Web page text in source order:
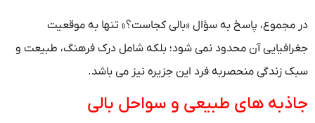
در مجموع، پاسخ به سؤال «بالی کجاست؟» تنها به موقعیت
جغرافیایی آن محدود نمی شود؛ بلکه شامل درک فرهنگ، طبیعت و
سبک زندگی منحصربه فرد این جزیره نیز می باشد.
جاذبه های طبیعی و سواحل بالی